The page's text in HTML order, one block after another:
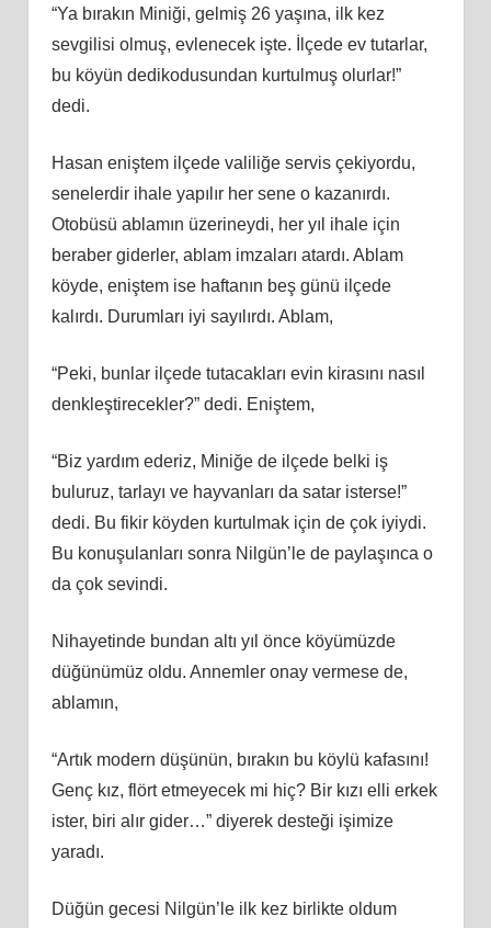
“Ya bırakın Miniği, gelmiş 26 yaşına, ilk kez
sevgilisi olmuş, evlenecek işte. İlçede ev tutarlar,
bu köyün dedikodusundan kurtulmuş olurlar!”
dedi.
Hasan eniştem ilçede valiliğe servis çekiyordu,
senelerdir ihale yapılır her sene o kazanırdı.
Otobüsü ablamın üzerineydi, her yıl ihale için
beraber giderler, ablam imzaları atardı. Ablam
köyde, eniştem ise haftanın beş günü ilçede
kalırdı. Durumları iyi sayılırdı. Ablam,
“Peki, bunlar ilçede tutacakları evin kirasını nasıl
denkleştirecekler?” dedi. Eniştem,
“Biz yardım ederiz, Miniğe de ilçede belki iş
buluruz, tarlayı ve hayvanları da satar isterse!”
dedi. Bu fikir köyden kurtulmak için de çok iyiydi.
Bu konuşulanları sonra Nilgün’le de paylaşınca o
da çok sevindi.
Nihayetinde bundan altı yıl önce köyümüzde
düğünümüz oldu. Annemler onay vermese de,
ablamın,
“Artık modern düşünün, bırakın bu köylü kafasını!
Genç kız, flört etmeyecek mi hiç? Bir kızı elli erkek
ister, biri alır gider…” diyerek desteği işimize
yaradı.
Düğün gecesi Nilgün’le ilk kez birlikte oldum